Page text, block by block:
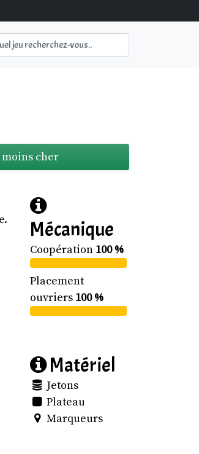
cher
Mécanique
Coopération 100 %
Placement
ouvriers 100 %
Matériel
Jetons
Plateau
Marqueurs